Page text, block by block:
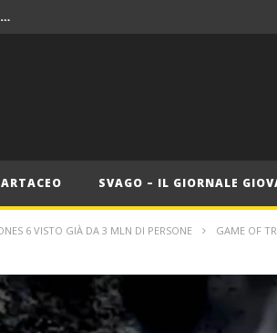
Crolla il monopolio Siae con alleanza Soundreef – LEA
Crolla il monopolio Siae con alleanza Soundreef – LEA SVAGO – IL GIORNALE
6 VISTO GIÀ DA 3 MLN DI PERSONE GAME OF